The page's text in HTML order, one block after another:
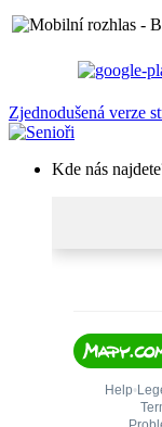
Zjednodušená verze
Kde nás